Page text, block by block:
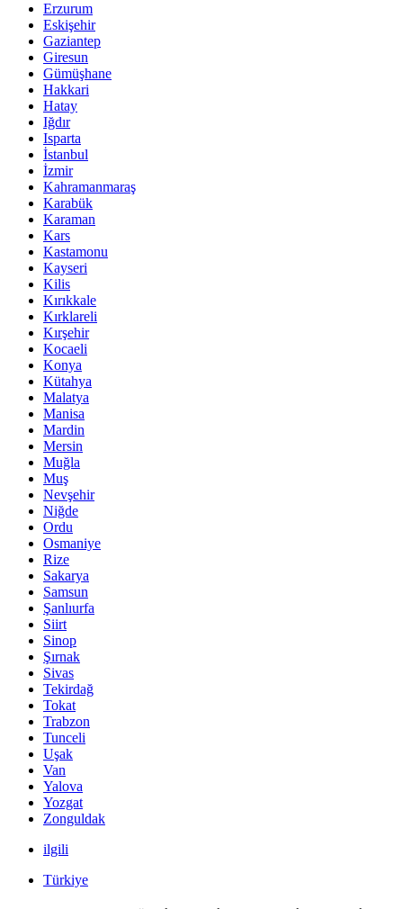
Erzurum
Eskişehir
Gaziantep
Giresun
Gümüşhane
Hakkari
Hatay
Iğdır
Isparta
İstanbul
İzmir
Kahramanmaraş
Karabük
Karaman
Kars
Kastamonu
Kayseri
Kilis
Kırıkkale
Kırklareli
Kırşehir
Kocaeli
Konya
Kütahya
Malatya
Manisa
Mardin
Mersin
Muğla
Muş
Nevşehir
Niğde
Ordu
Osmaniye
Rize
Sakarya
Samsun
Şanlıurfa
Siirt
Sinop
Şırnak
Sivas
Tekirdağ
Tokat
Trabzon
Tunceli
Uşak
Van
Yalova
Yozgat
Zonguldak
ilgili
Türkiye